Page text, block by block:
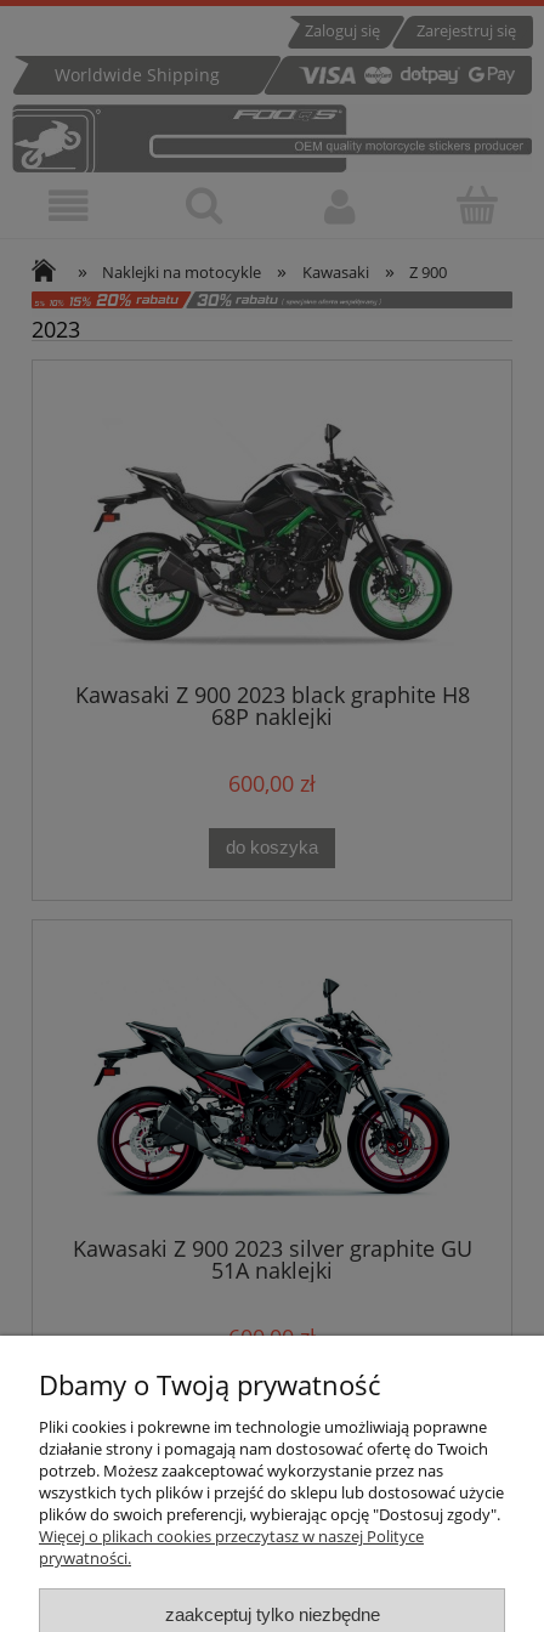
Zarejestruj się
Zaloguj się
Worldwide Shipping
» Naklejki na motocykle » Kawasaki » Z 900
2023
Kawasaki Z 900 2023 black graphite H8
68P naklejki
600,00 zł
do koszyka
Kawasaki Z 900 2023 silver graphite GU
51A naklejki
600,00 zł
do koszyka
Pomoc
Płatności i dostawa
Dbamy o Twoją prywatność
Pliki cookies i pokrewne im technologie umożliwiają poprawne
działanie strony i pomagają nam dostosować ofertę do Twoich
potrzeb. Możesz zaakceptować wykorzystanie przez nas
wszystkich tych plików i przejść do sklepu lub dostosować użycie
plików do swoich preferencji, wybierając opcję "Dostosuj zgody".
Więcej o plikach cookies przeczytasz w naszej Polityce
prywatności.
zaakceptuj tylko niezbędne